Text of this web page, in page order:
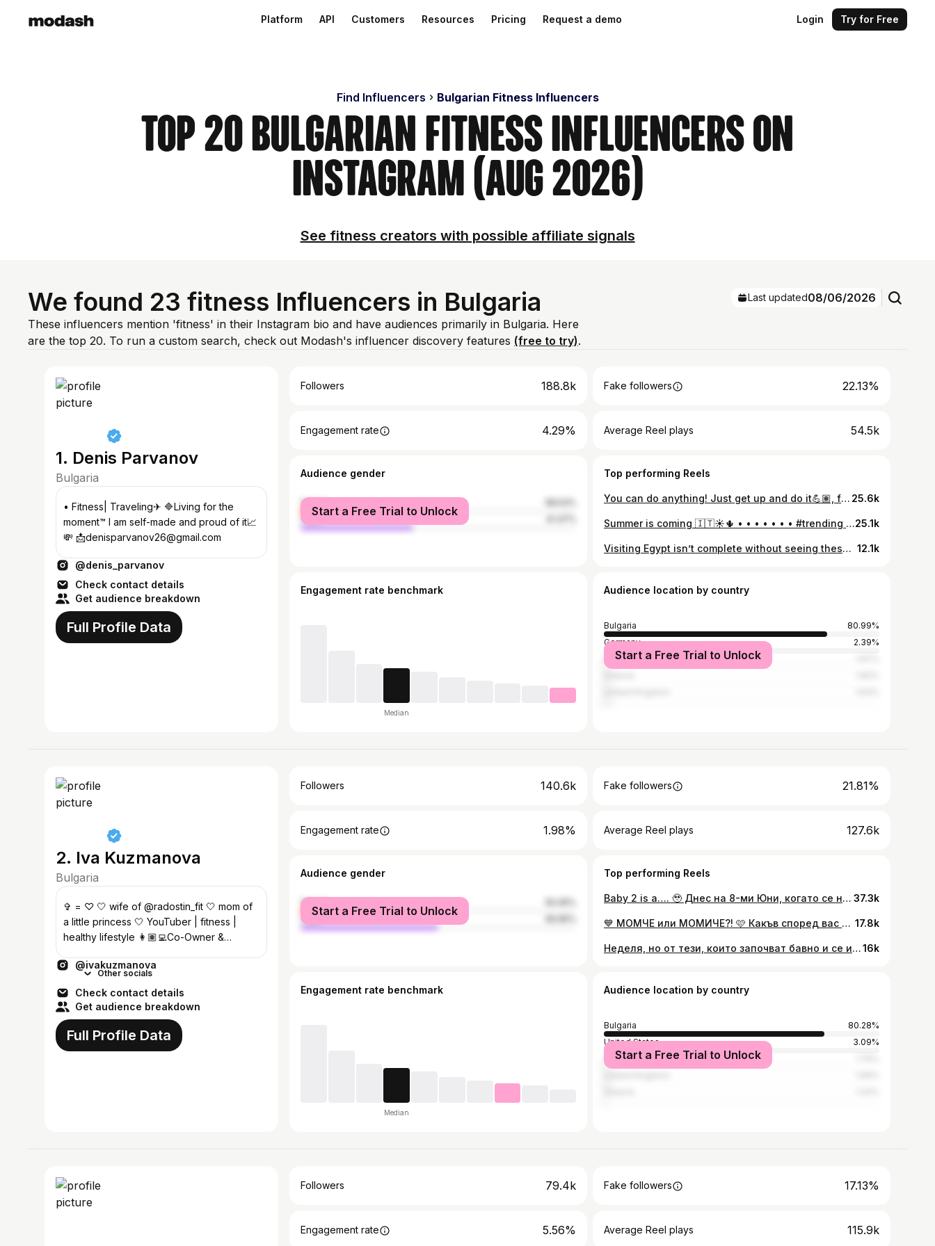
Platform API Customers Resources Pricing Request a demo Login Try for Free
Find Influencers Bulgarian Fitness Influencers
Top 20 Bulgarian Fitness Influencers on
Instagram (Aug 2026)
See fitness creators with possible affiliate signals
We found 23 fitness Influencers in Bulgaria
These influencers mention 'fitness' in their Instagram bio and have audiences primarily in Bulgaria. Here
are the top 20. To run a custom search, check out Modash's influencer discovery features (free to try).
Last updated08/06/2026
1. Denis Parvanov
Bulgaria
• Fitness| Traveling✈ 🔷Living for the
moment™ I am self-made and proud of it📈
💸 📩denisparvanov26@gmail.com
@denis_parvanov
Check contact details
Get audience breakdown
Full Profile Data
Followers 188.8k Fake followers 22.13%
Engagement rate 4.29% Average Reel plays 54.5k
Audience gender
female
male
Start a Free Trial to Unlock
Top performing Reels
You can do anything! Just get up and do it💪🏽, follow your dreams and make it happen📈💸! No matter what its cost it’s your life ⚠️ • • • • • • • #abs #muscle #instafit #gymlife #fitnessmodel#fitnessmotivation #fitnessaddict #cardio #bulgarian#exercise #weightloss #shredded #strong #fitness #gains#fitlife #fitness #nutrition #aesthetics #body #fitspiration#physique #getfit #dedication #motivation #muscles#aesthetics #nopainnogain #strength #fitsquad 25.6k
Summer is coming 🇮🇹☀️🌵 • • • • • • • #trending #viral #instagram #explorepage #explore #instagood #love #reels #fashion #fyp #trend #follow #like #photography #trendingreels #india #instadaily #tiktok #foryou #followforfollowback #likeforlikes #trendingnow #reelsinstagram #memes #style #photooftheday #viralpost #music #insta #viralvideos25.1k
Visiting Egypt isn’t complete without seeing these incredible pyramids. • • • • • • • • • #abs #muscle #instafit #gymlife #fitnessmodel#fitnessmotivation #fitnessaddict #cardio #bulgarian#exercise #weightloss #shredded #strong #fitness #gains#fitlife #fitness #nutrition #aesthetics #body #fitspiration#physique #getfit #dedication #motivation #muscles#aesthetics #nopainnogain #strength #fitsquad 12.1k
Engagement rate benchmark
Median
Audience location by country
Bulgaria
80.99%
Germany
2.39%
Brazil
Start a Free Trial to Unlock
2. Iva Kuzmanova
Bulgaria
✞ = ♡ 🤍 wife of @radostin_fit 🤍 mom of
a little princess 🤍 YouTuber | fitness |
healthy lifestyle 👩🏽‍💻Co-Owner &
@ivakuzmanova
Other socials
Check contact details
Get audience breakdown
Full Profile Data
Followers 140.6k Fake followers 21.81%
Engagement rate 1.98% Average Reel plays 127.6k
Audience gender
female
male
Start a Free Trial to Unlock
Top performing Reels
Baby 2 is a…. 🥹 Днес на 8-ми Юни, когато се навършват 5 години от нашата сватба, ви споделяме какъв е пола на нашето второ детенце. Не можем да сме по-благодарни и щастливи 🤍 #genderreveal #boyorgirl #baby2 37.3k
💙 МОМЧЕ или МОМИЧЕ?! 🩷 Какъв според вас е пола на бебе номер 2? 🥹🤫 На 08.06.26г - датата на нашата сватба, ще качим видео в нашия YouTube канал, с което ще ви споделим какъв е пола на нашето второ детенце! Избрахме да споделим изненадата с вас на тази дата, защото тогава ще отпразнуваме 5 години брак, цели 5 години семейство Кузманови 🤍🎉 Имайте още малко търпение.. uu нека видим колко от вас ще познаят! 😁👶🏼 #genderreveal #boyorgirl #family #love #babycomingsoon 17.8k
Неделя, но от тези, които започват бавно и се излежаваме. Честно? - няма нещо по-сладко от бебешкото събуждане! 🐣😍🫠 #babygirl #daughter #sundaymornings #sleepyheads16k
Engagement rate benchmark
Median
Audience location by country
Bulgaria
80.28%
United States
3.09%
Germany
Start a Free Trial to Unlock
Followers 79.4k Fake followers 17.13%
Engagement rate 5.56% Average Reel plays 115.9k